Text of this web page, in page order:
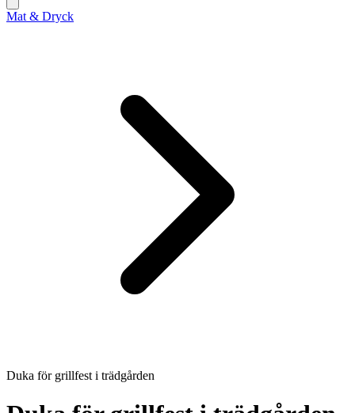
Mat & Dryck
Duka för grillfest i trädgården